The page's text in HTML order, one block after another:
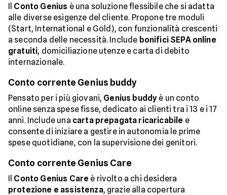
Il Conto Genius è una soluzione flessibile che si adatta
alle diverse esigenze del cliente. Propone tre moduli
(Start, International e Gold), con funzionalità crescenti
a seconda delle necessità. Include bonifici SEPA online
gratuiti, domiciliazione utenze e carta di debito
internazionale.
Conto corrente Genius buddy
Pensato per i più giovani, Genius buddy è un conto
online senza spese fisse, dedicato ai clienti tra i 13 e i 17
anni. Include una carta prepagata ricaricabile e
consente di iniziare a gestire in autonomia le prime
spese quotidiane, con la supervisione dei genitori.
Conto corrente Genius Care
Il Conto Genius Care è rivolto a chi desidera
protezione e assistenza, grazie alla copertura